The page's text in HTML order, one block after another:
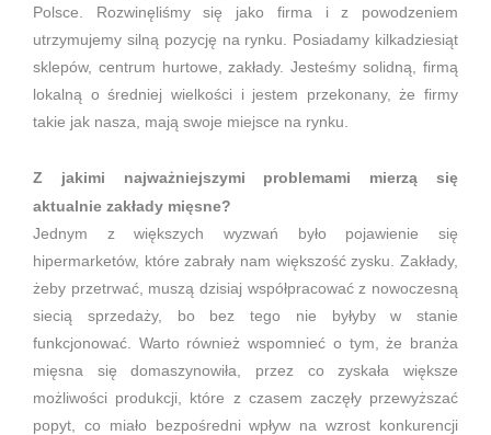
Polsce. Rozwinęliśmy się jako firma i z powodzeniem
utrzymujemy silną pozycję na rynku. Posiadamy kilkadziesiąt
sklepów, centrum hurtowe, zakłady. Jesteśmy solidną, firmą
lokalną o średniej wielkości i jestem przekonany, że firmy
takie jak nasza, mają swoje miejsce na rynku.
Z jakimi najważniejszymi problemami mierzą się
aktualnie zakłady mięsne?
Jednym z większych wyzwań było pojawienie się
hipermarketów, które zabrały nam większość zysku. Zakłady,
żeby przetrwać, muszą dzisiaj współpracować z nowoczesną
siecią sprzedaży, bo bez tego nie byłyby w stanie
funkcjonować. Warto również wspomnieć o tym, że branża
mięsna się domaszynowiła, przez co zyskała większe
możliwości produkcji, które z czasem zaczęły przewyższać
popyt, co miało bezpośredni wpływ na wzrost konkurencji